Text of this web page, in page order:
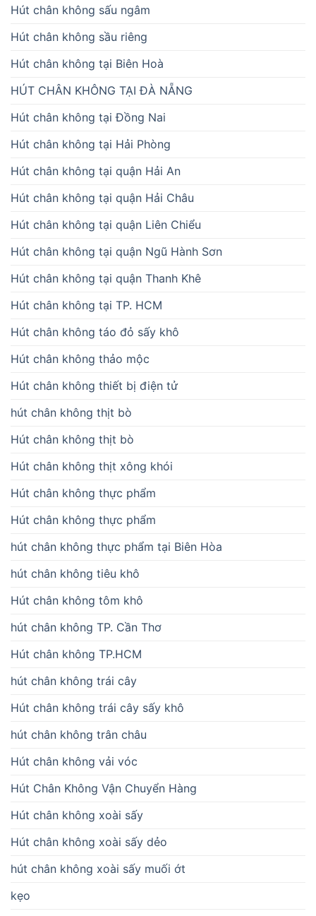
Hút chân không sấu ngâm
Hút chân không sầu riêng
Hút chân không tại Biên Hoà
HÚT CHÂN KHÔNG TẠI ĐÀ NẴNG
Hút chân không tại Đồng Nai
Hút chân không tại Hải Phòng
Hút chân không tại quận Hải An
Hút chân không tại quận Hải Châu
Hút chân không tại quận Liên Chiểu
Hút chân không tại quận Ngũ Hành Sơn
Hút chân không tại quận Thanh Khê
Hút chân không tại TP. HCM
Hút chân không táo đỏ sấy khô
Hút chân không thảo mộc
Hút chân không thiết bị điện tử
hút chân không thịt bò
Hút chân không thịt bò
Hút chân không thịt xông khói
Hút chân không thực phẩm
Hút chân không thực phẩm
hút chân không thực phẩm tại Biên Hòa
hút chân không tiêu khô
Hút chân không tôm khô
hút chân không TP. Cần Thơ
Hút chân không TP.HCM
hút chân không trái cây
Hút chân không trái cây sấy khô
hút chân không trân châu
Hút chân không vải vóc
Hút Chân Không Vận Chuyển Hàng
Hút chân không xoài sấy
Hút chân không xoài sấy dẻo
hút chân không xoài sấy muối ớt
kẹo